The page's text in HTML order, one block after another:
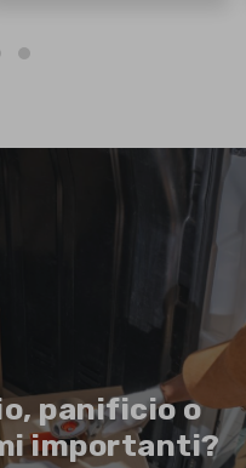
panificio o
importanti?